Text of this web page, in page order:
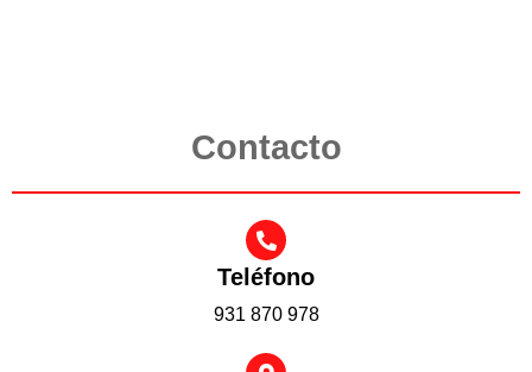
Contacto
Teléfono
931 870 978